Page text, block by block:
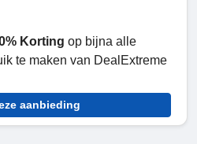
Korting op bijna alle
te maken van DealExtreme
aanbieding